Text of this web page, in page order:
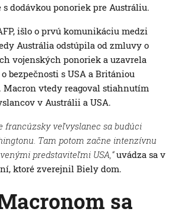
dodávkou ponoriek pre Austráliu.
išlo o prvú komunikáciu medzi
Austrália odstúpila od zmluvy o
vojenských ponoriek a uzavrela
bezpečnosti s USA a Britániou
Macron vtedy reagoval stiahnutím
v Austrálii a USA.
francúzsky veľvyslanec sa budúci
Tam potom začne intenzívnu
predstaviteľmi USA,“uvádza sa v
ktoré zverejnil Biely dom.
sa